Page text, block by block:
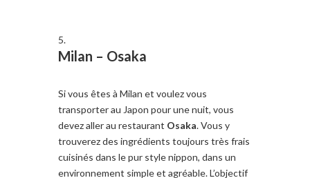
Milan – Osaka
Si vous êtes à Milan et voulez vous
transporter au Japon pour une nuit, vous
devez aller au restaurant Osaka. Vous y
trouverez des ingrédients toujours très frais
cuisinés dans le pur style nippon, dans un
environnement simple et agréable. L’objectif